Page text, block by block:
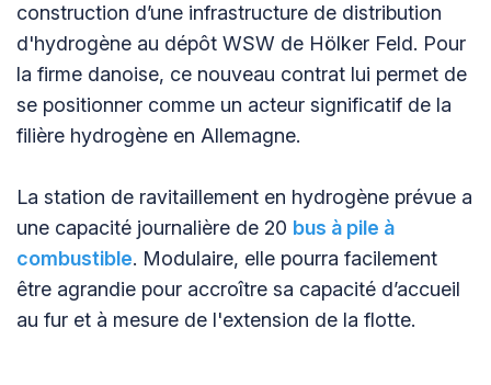
construction d’une infrastructure de distribution
d'hydrogène au dépôt WSW de Hölker Feld. Pour
la firme danoise, ce nouveau contrat lui permet de
se positionner comme un acteur significatif de la
filière hydrogène en Allemagne.
La station de ravitaillement en hydrogène prévue a
une capacité journalière de 20 bus à pile à
combustible. Modulaire, elle pourra facilement
être agrandie pour accroître sa capacité d’accueil
au fur et à mesure de l'extension de la flotte.